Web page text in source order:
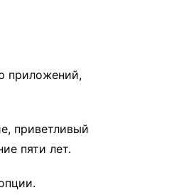
приложений,
приветливый
пяти лет.